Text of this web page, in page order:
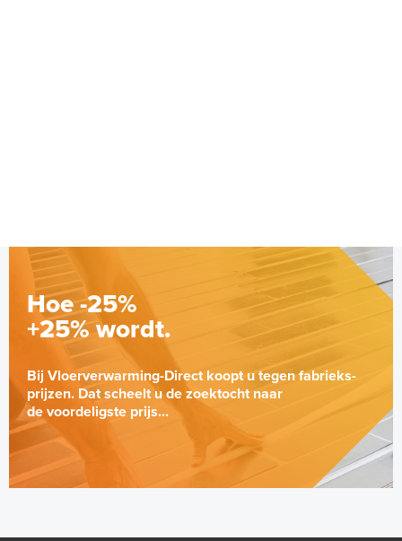
Hoe -25%
+25% wordt.
Bij Vloerverwarming-Direct koopt u tegen fabrieks-
prijzen. Dat scheelt u de zoektocht naar
de voordeligste prijs...